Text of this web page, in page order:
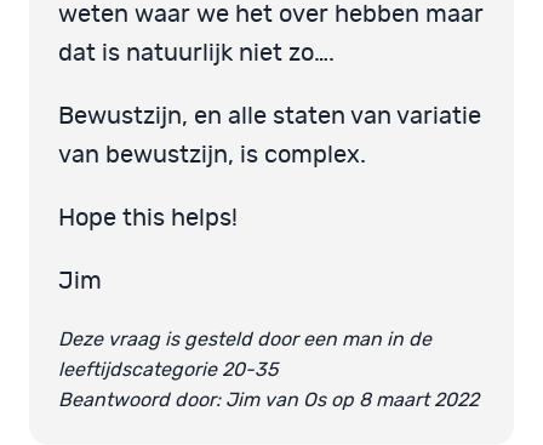
weten waar we het over hebben maar
dat is natuurlijk niet zo….
Bewustzijn, en alle staten van variatie
van bewustzijn, is complex.
Hope this helps!
Jim
Deze vraag is gesteld door een man in de
leeftijdscategorie 20-35
Beantwoord door: Jim van Os op 8 maart 2022